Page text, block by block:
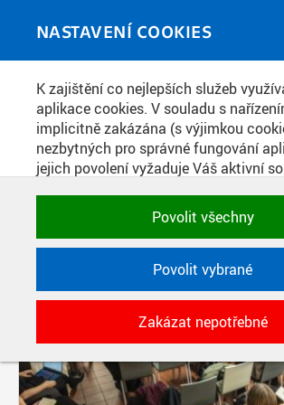
NASTAVENÍ COOKIES
K zajištění co nejlepších služeb
aplikace cookies. V souladu s
implicitně zakázána (s výjimkou
nezbytných pro správné fungování
jejich povolení vyžaduje Váš aktivní
zakázat, případně vybrat a povolit
kategorie. Svoje rozhodnutí můžete
kdykoli změnit.
POTŘEBNÉ
Technické cookies využívané
ČVUT pro uchování jejich nastavení,
vlastností a identifikátorů relace. Jsou
nezbytné pro správné fungování a jsou
Povolit všechny
Povolit vybrané
Zakázat nepotřebné
MEDIATÉKA
PŘÍSPĚVKY PODLE
Aktivní filtry: ŠTÍTEK: